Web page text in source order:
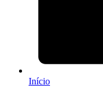
Início